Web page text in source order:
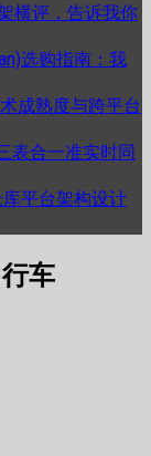
横评，告诉我你
选购指南：我
成熟度与跨平台
表合一准实时同
平台架构设计
车